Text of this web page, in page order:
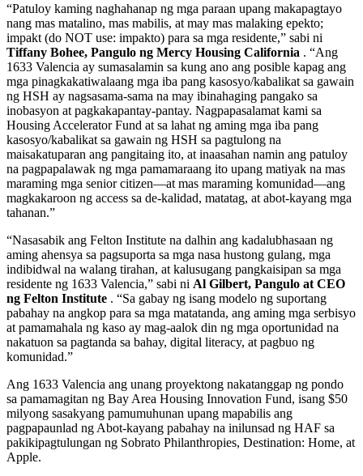
“Patuloy kaming naghahanap ng mga paraan upang makapagtayo
nang mas matalino, mas mabilis, at may mas malaking epekto;
impakt (do NOT use: impakto) para sa mga residente,” sabi ni
Tiffany Bohee, Pangulo ng Mercy Housing California . “Ang
1633 Valencia ay sumasalamin sa kung ano ang posible kapag ang
mga pinagkakatiwalaang mga iba pang kasosyo/kabalikat sa gawain
ng HSH ay nagsasama-sama na may ibinahaging pangako sa
inobasyon at pagkakapantay-pantay. Nagpapasalamat kami sa
Housing Accelerator Fund at sa lahat ng aming mga iba pang
kasosyo/kabalikat sa gawain ng HSH sa pagtulong na
maisakatuparan ang pangitaing ito, at inaasahan namin ang patuloy
na pagpapalawak ng mga pamamaraang ito upang matiyak na mas
maraming mga senior citizen—at mas maraming komunidad—ang
magkakaroon ng access sa de-kalidad, matatag, at abot-kayang mga
tahanan.”
“Nasasabik ang Felton Institute na dalhin ang kadalubhasaan ng
aming ahensya sa pagsuporta sa mga nasa hustong gulang, mga
indibidwal na walang tirahan, at kalusugang pangkaisipan sa mga
residente ng 1633 Valencia,” sabi ni Al Gilbert, Pangulo at CEO
ng Felton Institute . “Sa gabay ng isang modelo ng suportang
pabahay na angkop para sa mga matatanda, ang aming mga serbisyo
at pamamahala ng kaso ay mag-aalok din ng mga oportunidad na
nakatuon sa pagtanda sa bahay, digital literacy, at pagbuo ng
komunidad.”
Ang 1633 Valencia ang unang proyektong nakatanggap ng pondo
sa pamamagitan ng Bay Area Housing Innovation Fund, isang $50
milyong sasakyang pamumuhunan upang mapabilis ang
pagpapaunlad ng Abot-kayang pabahay na inilunsad ng HAF sa
pakikipagtulungan ng Sobrato Philanthropies, Destination: Home, at
Apple.